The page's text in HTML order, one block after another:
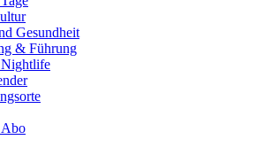
Gesundheit
& Führung